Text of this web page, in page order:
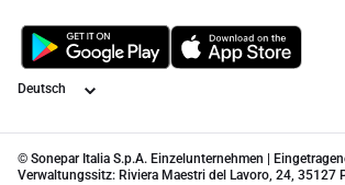
Sprache
© Sonepar Italia S.p.A. Einzelunternehmen |
Verwaltungssitz: Riviera Maestri del Lavoro, 24, 35127